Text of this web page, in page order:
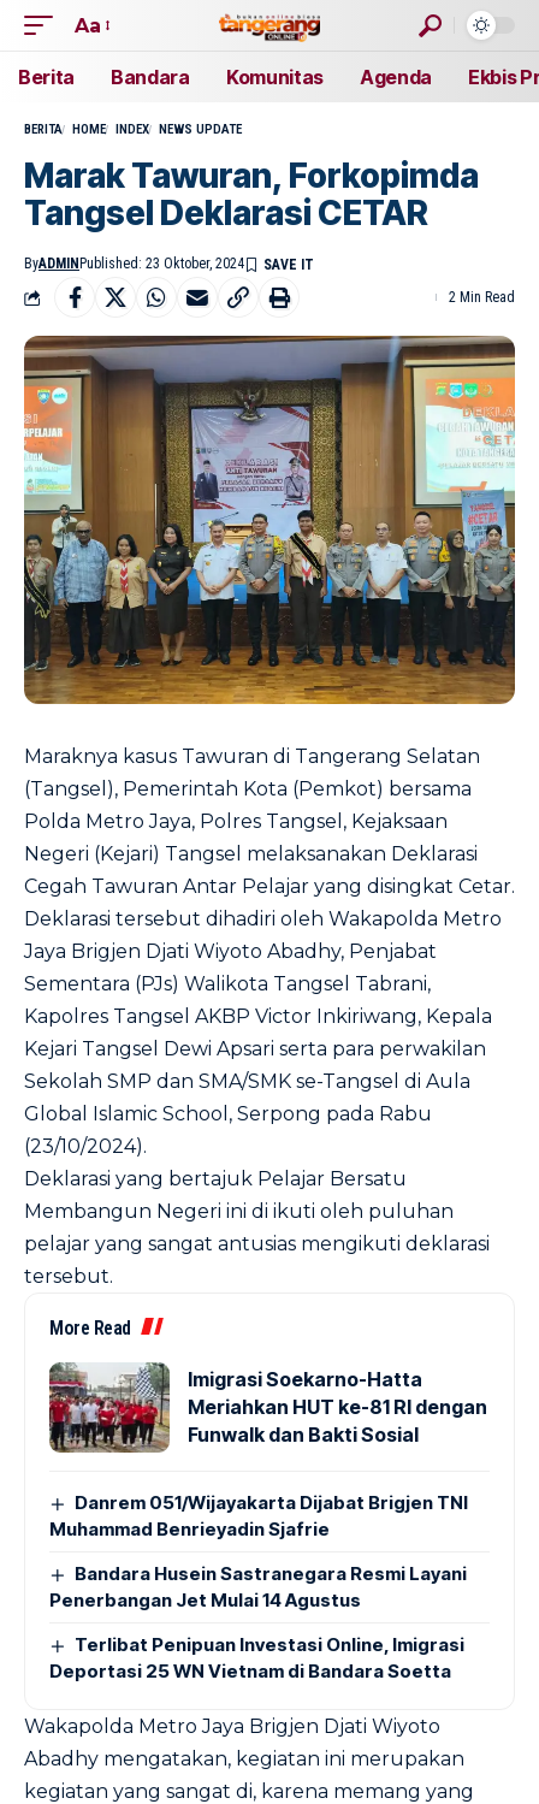
Aa
Berita Bandara Komunitas Agenda Ekbis
BERITA HOME INDEX NEWS UPDATE
Marak Tawuran, Forkopimda
Tangsel Deklarasi CETAR
ByADMIN Published: 23 Oktober, 2024
2 Min Read
Maraknya kasus Tawuran di Tangerang Selatan
(Tangsel), Pemerintah Kota (Pemkot) bersama
Polda Metro Jaya, Polres Tangsel, Kejaksaan
Negeri (Kejari) Tangsel melaksanakan Deklarasi
Cegah Tawuran Antar Pelajar yang disingkat Cetar.
Deklarasi tersebut dihadiri oleh Wakapolda Metro
Jaya Brigjen Djati Wiyoto Abadhy, Penjabat
Sementara (PJs) Walikota Tangsel Tabrani,
Kapolres Tangsel AKBP Victor Inkiriwang, Kepala
Kejari Tangsel Dewi Apsari serta para perwakilan
Sekolah SMP dan SMA/SMK se-Tangsel di Aula
Global Islamic School, Serpong pada Rabu
(23/10/2024).
Deklarasi yang bertajuk Pelajar Bersatu
Membangun Negeri ini di ikuti oleh puluhan
pelajar yang sangat antusias mengikuti deklarasi
tersebut.
More Read
Imigrasi Soekarno-Hatta
Meriahkan HUT ke-81 RI dengan
Funwalk dan Bakti Sosial
Danrem 051/Wijayakarta Dijabat Brigjen TNI
Muhammad Benrieyadin Sjafrie
Bandara Husein Sastranegara Resmi Layani
Penerbangan Jet Mulai 14 Agustus
Terlibat Penipuan Investasi Online, Imigrasi
Deportasi 25 WN Vietnam di Bandara Soetta
Wakapolda Metro Jaya Brigjen Djati Wiyoto
Abadhy mengatakan, kegiatan ini merupakan
kegiatan yang sangat di, karena memang yang